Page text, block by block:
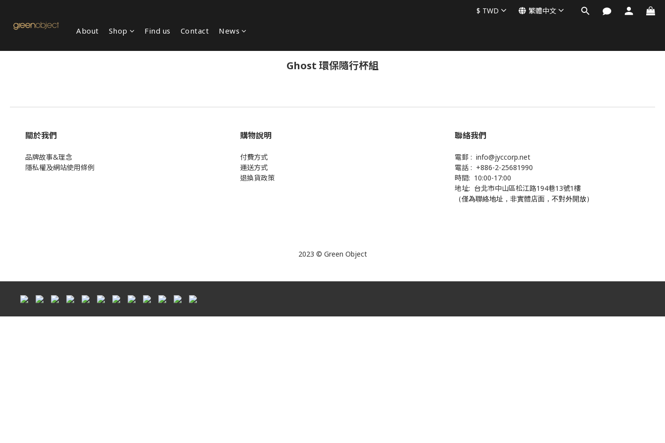
About Shop Find us Contact News
$ TWD 繁體中文
Ghost 環保隨行杯組
關於我們
品牌故事&理念
隱私權及網站使用條例
購物說明
付費方式
運送方式
退換貨政策
聯絡我們
電郵 : info@jyccorp.net
電話 : +886-2-25681990
時間: 10:00-17:00
地址: 台北市中山區松江路194巷13號1樓
（僅為聯絡地址，非實體店面，不對外開放）
2023 © Green Object